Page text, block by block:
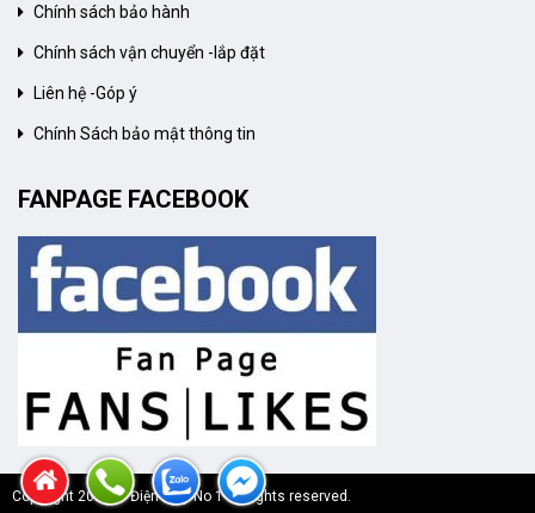
Chính sách bảo hành
Chính sách vận chuyển -lắp đặt
Liên hệ -Góp ý
Chính Sách bảo mật thông tin
FANPAGE FACEBOOK
Copyright 2020 © Điện Máy No 1 All rights reserved.